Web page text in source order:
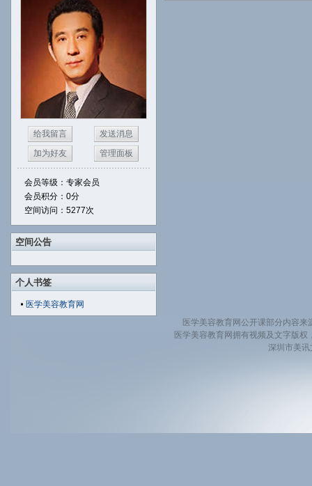
给我留言
发送消息
加为好友
管理面板
会员等级：专家会员
会员积分：0分
空间访问：5277次
空间公告
个人书签
医学美容教育网
医学美容教育网公开课部分内容
医学美容教育网拥有视频及文字版
深圳市美